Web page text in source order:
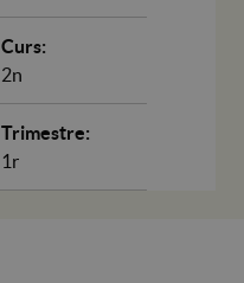
Curs:
2n
Trimestre:
1r